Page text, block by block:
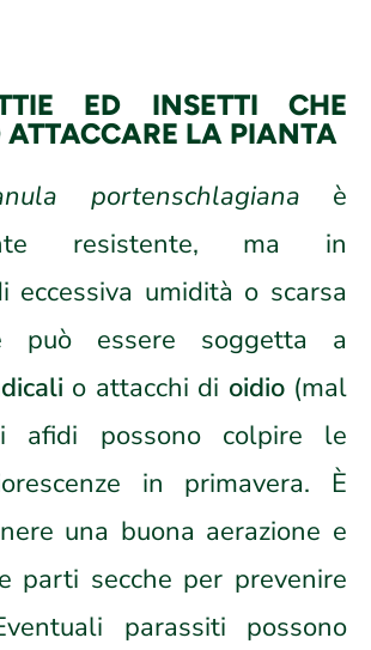
ED INSETTI CHE
ATTACCARE LA PIANTA
portenschlagiana è
resistente, ma in
eccessiva umidità o scarsa
può essere soggetta a
o attacchi di oidio(mal
afidi possono colpire le
in primavera. È
una buona aerazione e
parti secche per prevenire
parassiti possono